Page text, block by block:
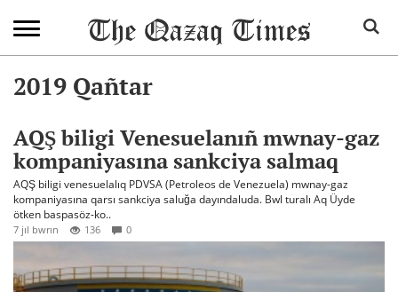
2019 Qañtar
AQŞ biligi Venesuelanıñ mwnay-gaz
kompaniyasına sankciya salmaq
AQŞ biligi venesuelalıq PDVSA (Petroleos de Venezuela) mwnay-gaz
kompaniyasına qarsı sankciya saluğa dayındaluda. Bwl turalı Aq Üyde
ötken baspasöz-ko..
7 jıl bwrın 136 0